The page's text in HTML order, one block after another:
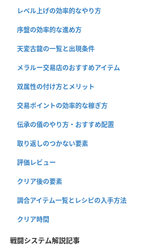
レベル上げの効率的なやり方
序盤の効率的な進め方
天変古龍の一覧と出現条件
メラルー交易店のおすすめアイテム
双属性の付け方とメリット
交易ポイントの効率的な稼ぎ方
伝承の儀のやり方・おすすめ配置
取り返しのつかない要素
評価レビュー
クリア後の要素
調合アイテム一覧とレシピの入手方法
クリア時間
戦闘システム解説記事